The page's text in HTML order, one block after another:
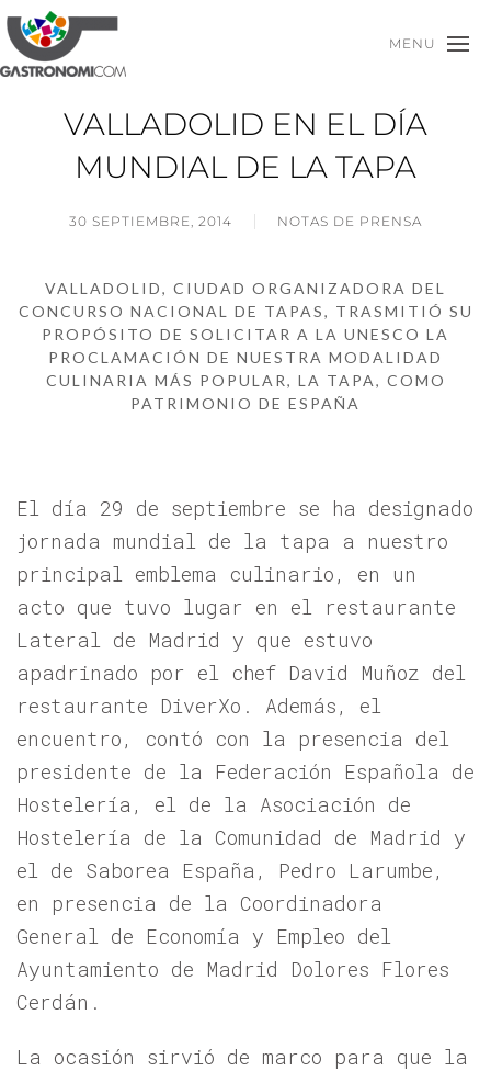
MENU
VALLADOLID EN EL DÍA
MUNDIAL DE LA TAPA
30 SEPTIEMBRE, 2014 NOTAS DE PRENSA
VALLADOLID, CIUDAD ORGANIZADORA DEL
CONCURSO NACIONAL DE TAPAS, TRASMITIÓ SU
PROPÓSITO DE SOLICITAR A LA UNESCO LA
PROCLAMACIÓN DE NUESTRA MODALIDAD
CULINARIA MÁS POPULAR, LA TAPA, COMO
PATRIMONIO DE ESPAÑA
El día 29 de septiembre se ha designado
jornada mundial de la tapa a nuestro
principal emblema culinario, en un
acto que tuvo lugar en el restaurante
Lateral de Madrid y que estuvo
apadrinado por el chef David Muñoz del
restaurante DiverXo. Además, el
encuentro, contó con la presencia del
presidente de la Federación Española de
Hostelería, el de la Asociación de
Hostelería de la Comunidad de Madrid y
el de Saborea España, Pedro Larumbe,
en presencia de la Coordinadora
General de Economía y Empleo del
Ayuntamiento de Madrid Dolores Flores
Cerdán.
La ocasión sirvió de marco para que la